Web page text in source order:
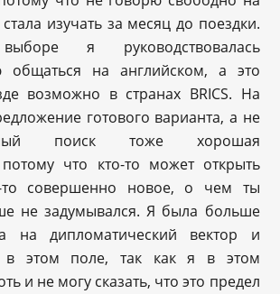
изучать за месяц до поездки.
я руководствовалась
общаться на английском, а это
возможно в странах BRICS. На
готового варианта, а не
поиск тоже хорошая
что кто-то может открыть
то совершенно новое, о чем ты
не задумывался. Я была больше
на дипломатический вектор и
в этом поле, так как я в этом
и не могу сказать, что это предел